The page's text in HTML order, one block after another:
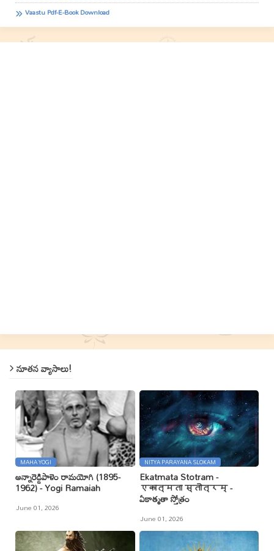
Vaastu Pdf-E-Book Download
నూతన వ్యాసాలు!
MAHA YOGI
అన్నారెడ్డిపాళెం రామయోగి (1895-
1962) - Yogi Ramaiah
June 01, 2026
NITYA PARAYANA SLOKAM
Ekatmata Stotram -
एकात्मता स्तोत्रम् -
ఏకాత్మతా స్తోత్రం
June 01, 2026